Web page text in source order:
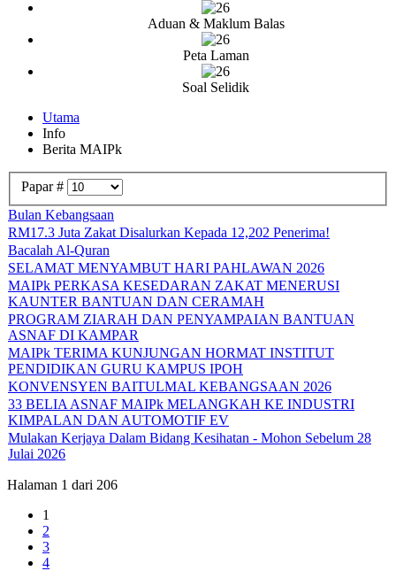
Aduan & Maklum Balas
Peta Laman
Soal Selidik
Utama
Info
Berita MAIPk
Papar #
Bulan Kebangsaan
RM17.3 Juta Zakat Disalurkan Kepada 12,202 Penerima!
Bacalah Al-Quran
SELAMAT MENYAMBUT HARI PAHLAWAN 2026
MAIPk PERKASA KESEDARAN ZAKAT MENERUSI
KAUNTER BANTUAN DAN CERAMAH
PROGRAM ZIARAH DAN PENYAMPAIAN BANTUAN
ASNAF DI KAMPAR
MAIPk TERIMA KUNJUNGAN HORMAT INSTITUT
PENDIDIKAN GURU KAMPUS IPOH
KONVENSYEN BAITULMAL KEBANGSAAN 2026
33 BELIA ASNAF MAIPk MELANGKAH KE INDUSTRI
KIMPALAN DAN AUTOMOTIF EV
Mulakan Kerjaya Dalam Bidang Kesihatan - Mohon Sebelum 28
Julai 2026
Halaman 1 dari 206
1
2
3
4